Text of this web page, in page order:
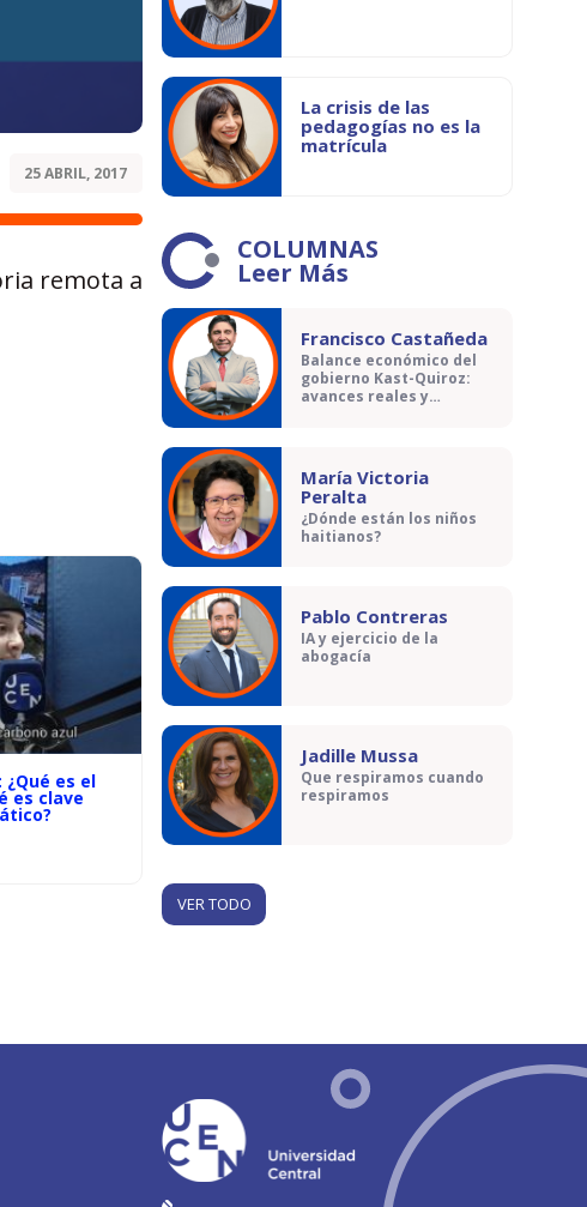
25 ABRIL, 2017
remota a
es el
es clave
La crisis de las
pedagogías no es la
matrícula
COLUMNAS
Leer Más
Francisco Castañeda
Balance económico del
gobierno Kast-Quiroz:
avances reales y
María Victoria
Peralta
¿Dónde están los niños
haitianos?
Pablo Contreras
IA y ejercicio de la
abogacía
Jadille Mussa
Que respiramos cuando
respiramos
VER TODO